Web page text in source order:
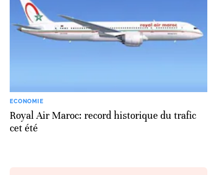
ECONOMIE
Royal Air Maroc: record historique du trafic
cet été